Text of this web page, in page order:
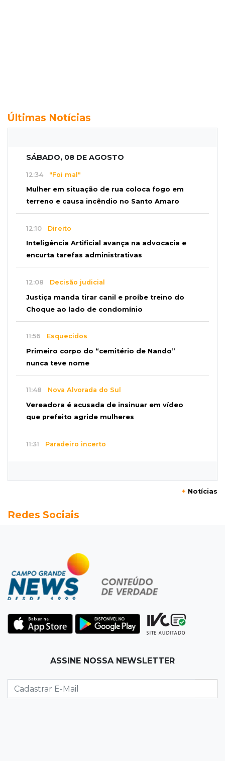
Últimas Notícias
SÁBADO, 08 DE AGOSTO
12:34 "Foi mal"
Mulher em situação de rua coloca fogo em
terreno e causa incêndio no Santo Amaro
12:10 Direito
Inteligência Artificial avança na advocacia e
encurta tarefas administrativas
12:08 Decisão judicial
Justiça manda tirar canil e proíbe treino do
Choque ao lado de condomínio
11:56 Esquecidos
Primeiro corpo do “cemitério de Nando”
nunca teve nome
11:48 Nova Alvorada do Sul
Vereadora é acusada de insinuar em vídeo
que prefeito agride mulheres
11:31 Paradeiro incerto
Juiz manda soltar motorista bêbado envolvido
Successione
Preso há quase 1 semana, ex-deputado Neno
Razuk tenta liberdade no STJ
Acrissul atribui queda do rebanho em MS a
ciclo pecuário e uso da terra
Let it Rip
Beyblade agita Campo Grande
+ Notícias
Redes Sociais
ASSINE NOSSA NEWSLETTER